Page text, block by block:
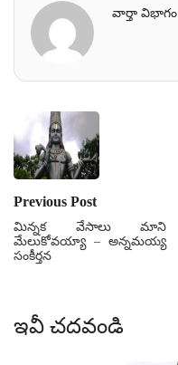
వార్తా విభాగం
Previous Post
మిన్నక వేసాలు మాని
మేలుకోవయ్యా – అన్నమయ్య
సంకీర్తన
ఇవీ చదవండి